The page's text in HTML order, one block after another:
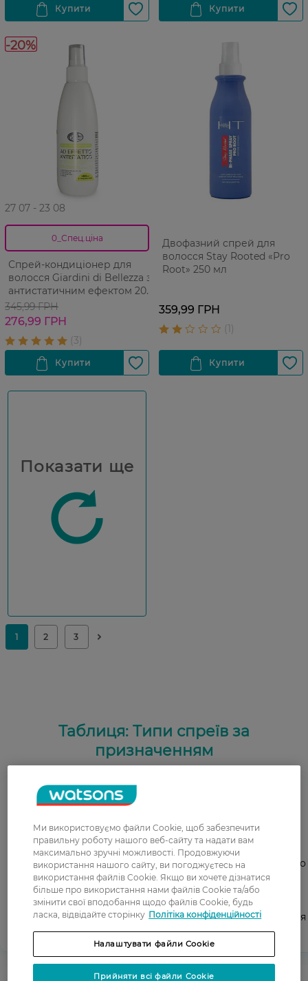
-20%
27 07 - 23 08
0_Спец.ціна
Спрей-кондиціонер для
волосся Giardini di Bellezza з
антистатичним ефектом 200
мл
345,99 ГРН
276,99 ГРН
Двофазний спрей для
волосся Stay Rooted «Pro
Root» 250 мл
359,99 ГРН
Показати ще
Таблиця: Типи спреїв за
призначенням
Забезпечує термозахист від впливу гарячого повітря або
інструментів для стайлінгу.
Перед сушінням феном та використанням пристроїв для
гарячого укладання
Ми використовуємо файли Cookie, щоб забезпечити
правильну роботу нашого веб-сайту та надати вам
максимально зручні можливості. Продовжуючи
використання нашого сайту, ви погоджуєтесь на
використання файлів Cookie. Якщо ви хочете дізнатися
більше про використання нами файлів Cookie та/або
змінити свої вподобання щодо файлів Cookie, будь
ласка, відвідайте сторінку Політіка конфіденційності
Налаштувати файли Cookie
Прийняти всі файли Cookie